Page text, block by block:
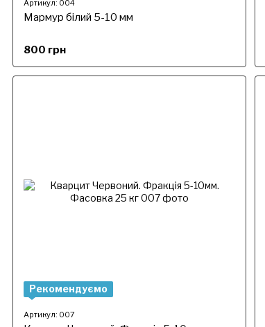
Артикул: 004
Мармур білий 5-10 мм
800 грн
Рекомендуємо
Артикул: 007